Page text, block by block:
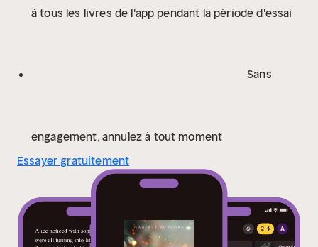
à tous les livres de l'app pendant la période d'essai
Sans
engagement, annulez à tout moment
Essayer gratuitement